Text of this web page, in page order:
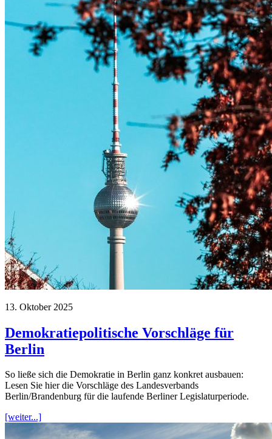
13. Oktober 2025
Demokratiepolitische Vorschläge für
Berlin
So ließe sich die Demokratie in Berlin ganz konkret ausbauen:
Lesen Sie hier die Vorschläge des Landesverbands
Berlin/Brandenburg für die laufende Berliner Legislaturperiode.
[weiter...]